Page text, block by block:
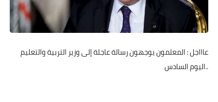
عاااجل : المعلمون يوجهون رسالة عاجلة إلى وزير التربية والتعليم
..اليوم السادس